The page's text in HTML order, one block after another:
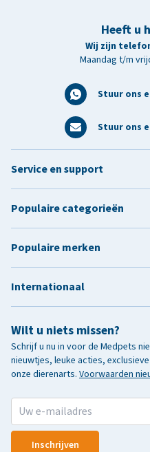
Heeft u
Wij zijn
Maandag t/m
Stuur ons
Stuur ons
Wilt u niets missen?
Schrijf u nu in voor de Medpets
nieuwtjes, leuke acties,
onze dierenarts. Voorwaarden
Inschrijven
Service en support
Populaire categorieën
Populaire merken
Internationaal